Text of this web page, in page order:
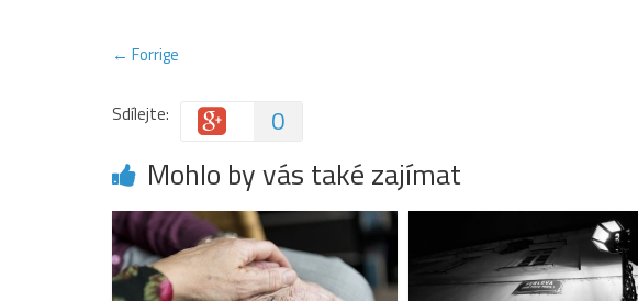
← Forrige
Sdílejte: 0
Mohlo by vás také zajímat